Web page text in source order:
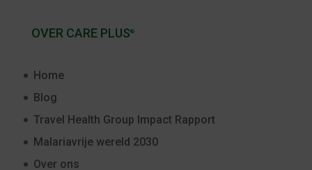
OVER CARE PLUS®
Home
Blog
Travel Health Group Impact Rapport
Malariavrije wereld 2030
Over ons